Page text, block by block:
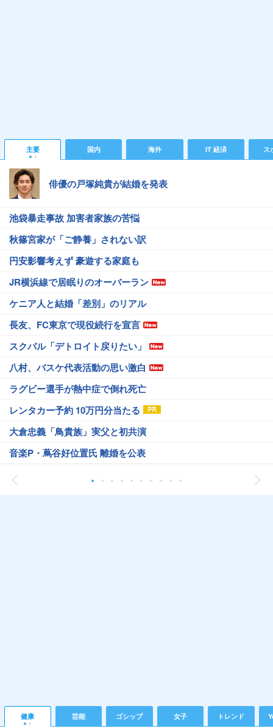
主要 国内 海外 IT 経済 ス
俳優の戸塚純貴が結婚を発表
池袋暴走事故 加害者家族の苦悩
秋篠宮家が「ご静養」されない訳
円安影響考えず 豪遊する家庭も
JR横浜線で居眠りのオーバーラン
ケニア人と結婚「差別」のリアル
長友、FC東京で現役続行を宣言
スクバル「デトロイト戻りたい」
八村、バスケ代表活動の思い激白
ラグビー選手が熱中症で倒れ死亡
レンタカー予約 10万円分当たる
大倉忠義「鳥貴族」実父と初共演
音楽P・蔦谷好位置氏 離婚を公表
健康 芸能 ゴシップ 女子 トレンド